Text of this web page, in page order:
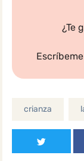
¿Te
crianza